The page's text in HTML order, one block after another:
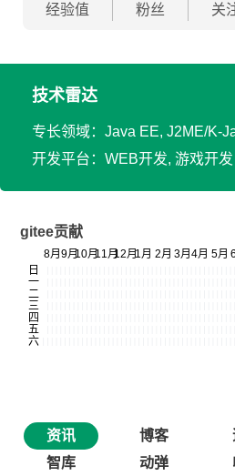
经验值 粉丝 关
技术雷达
专长领域：Java EE, J2ME/K-
开发平台：WEB开发, 游戏开发
gitee贡献
资讯 博客
智库
动弹